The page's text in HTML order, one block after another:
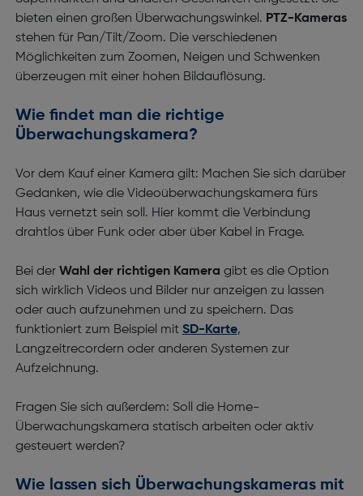
bieten einen großen Überwachungswinkel. PTZ-Kameras
stehen für Pan/Tilt/Zoom. Die verschiedenen
Möglichkeiten zum Zoomen, Neigen und Schwenken
überzeugen mit einer hohen Bildauflösung.
Wie findet man die richtige
Überwachungskamera?
Vor dem Kauf einer Kamera gilt: Machen Sie sich darüber
Gedanken, wie die Videoüberwachungskamera fürs
Haus vernetzt sein soll. Hier kommt die Verbindung
drahtlos über Funk oder aber über Kabel in Frage.
Bei der Wahl der richtigen Kamera gibt es die Option
sich wirklich Videos und Bilder nur anzeigen zu lassen
oder auch aufzunehmen und zu speichern. Das
funktioniert zum Beispiel mit SD-Karte,
Langzeitrecordern oder anderen Systemen zur
Aufzeichnung.
Fragen Sie sich außerdem: Soll die Home-
Überwachungskamera statisch arbeiten oder aktiv
gesteuert werden?
Wie lassen sich Überwachungskameras mit